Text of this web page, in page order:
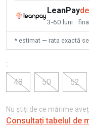
LeanPay
3-60 luni ·
* estimat — rata exactă
:
48
50 52
Nu știți de ce mărime
Consultați tabelul de